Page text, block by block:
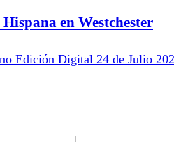
en Westchester